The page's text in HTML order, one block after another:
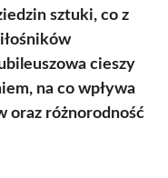
sztuki, co z
cieszy
na co wpływa
oraz różnorodność